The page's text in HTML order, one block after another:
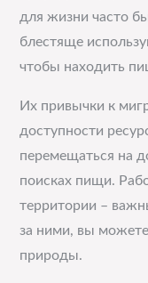
для жизни часто
блестяще
чтобы находить
Их привычки к
доступности
перемещаться на
поисках пищи.
территории –
за ними, вы
природы.